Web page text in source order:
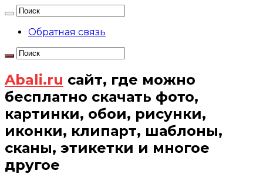
Обратная связь
Abali.ru сайт, где можно
бесплатно скачать фото,
картинки, обои, рисунки,
иконки, клипарт, шаблоны,
сканы, этикетки и многое
другое